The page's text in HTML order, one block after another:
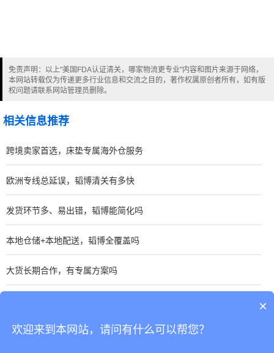
免责声明：以上"美国FDA认证清关，哪家物流更专业"内容和图片来源于网络，
本网站转载仅为传递更多行业信息和交流之目的，著作权属原创者所有，如有版
权问题请联系网站管理员删除。
相关信息推荐
跨境卖家首选，床垫专属海外仓服务
欧洲专线总延误，韬博清关有多快
发货环节多、易出错，韬博能简化吗
本地仓储+本地配送，韬博全覆盖吗
大货长期合作，有专属方案吗
×
欢迎来到本网站，请问有什么可以帮您？